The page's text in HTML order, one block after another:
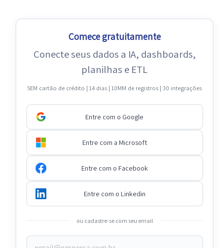
Comece gratuitamente
Conecte seus dados a IA, dashboards,
planilhas e ETL
SEM cartão de crédito | 14 dias | 10MM de registros | 30 integrações
Entre com o Google
Entre com a Microsoft
Entre com o Facebook
Entre com o Linkedin
ou cadastre-se com seu email